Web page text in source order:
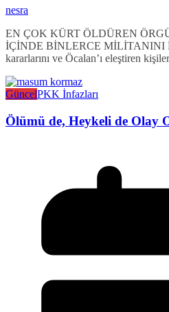
nesra
EN ÇOK KÜRT ÖLDÜREN
İÇİNDE BİNLERCE MİLİTANINI
kararlarını ve Öcalan’ı eleştiren
GüncelPKK İnfazları
Ölümü de, Heykeli de Olay